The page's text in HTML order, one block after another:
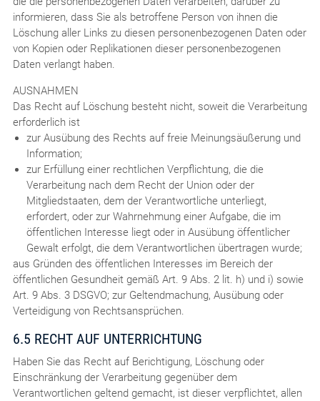
informieren, dass Sie als betroffene Person von ihnen die
Löschung aller Links zu diesen personenbezogenen Daten oder
von Kopien oder Replikationen dieser personenbezogenen
Daten verlangt haben.
AUSNAHMEN
Das Recht auf Löschung besteht nicht, soweit die Verarbeitung
erforderlich ist
zur Ausübung des Rechts auf freie Meinungsäußerung und
Information;
zur Erfüllung einer rechtlichen Verpflichtung, die die
Verarbeitung nach dem Recht der Union oder der
Mitgliedstaaten, dem der Verantwortliche unterliegt,
erfordert, oder zur Wahrnehmung einer Aufgabe, die im
öffentlichen Interesse liegt oder in Ausübung öffentlicher
Gewalt erfolgt, die dem Verantwortlichen übertragen wurde;
aus Gründen des öffentlichen Interesses im Bereich der
öffentlichen Gesundheit gemäß Art. 9 Abs. 2 lit. h) und i) sowie
Art. 9 Abs. 3 DSGVO; zur Geltendmachung, Ausübung oder
Verteidigung von Rechtsansprüchen.
6.5 RECHT AUF UNTERRICHTUNG
Haben Sie das Recht auf Berichtigung, Löschung oder
Einschränkung der Verarbeitung gegenüber dem
Verantwortlichen geltend gemacht, ist dieser verpflichtet, allen